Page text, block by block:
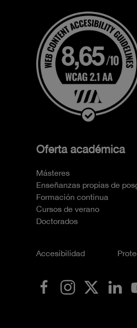
Oferta académica
Másteres
Enseñanzas propias de
Formación continua
Cursos de verano
Doctorados
Accesibilidad